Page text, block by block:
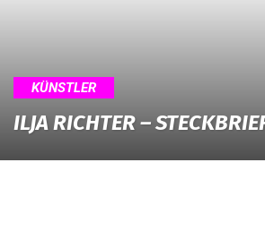
KÜNSTLER
ILJA RICHTER –